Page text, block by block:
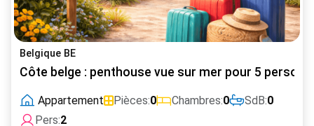
Belgique BE
Côte belge : penthouse vue sur mer pour 5
Appartement Pièces:0 Chambres:0 SdB:0
Pers:2